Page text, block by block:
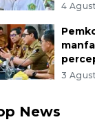
4
3
News